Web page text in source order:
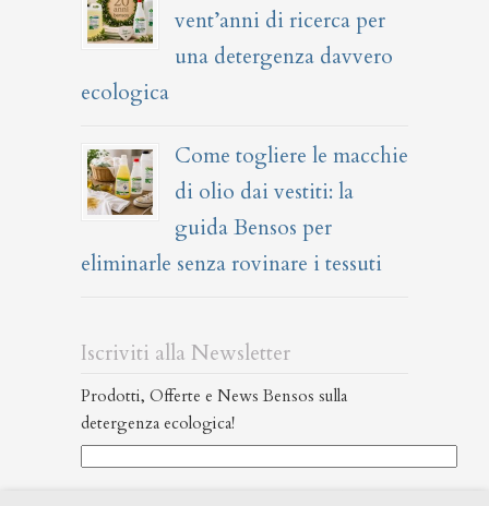
vent’anni di ricerca per
una detergenza davvero
ecologica
Come togliere le macchie
di olio dai vestiti: la
guida Bensos per
eliminarle senza rovinare i tessuti
Iscriviti alla Newsletter
Prodotti, Offerte e News Bensos sulla
detergenza ecologica!